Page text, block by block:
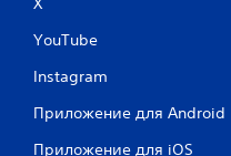
YouTube
Instagram
Приложение для Android
Приложение для iOS